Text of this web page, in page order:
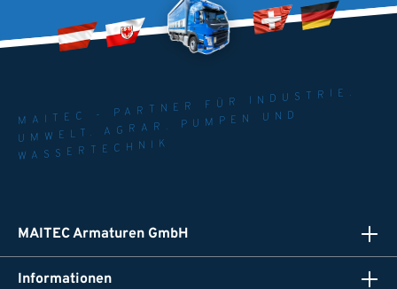
MAITEC - PARTNER FÜR INDUSTRIE.
UMWELT. AGRAR. PUMPEN UND
WASSERTECHNIK
MAITEC Armaturen GmbH
Informationen